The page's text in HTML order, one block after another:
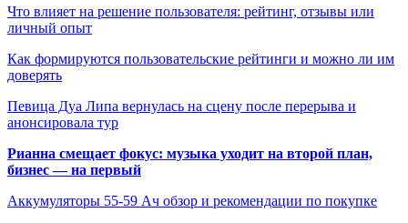
Что влияет на решение пользователя: рейтинг, отзывы или
личный опыт
Как формируются пользовательские рейтинги и можно ли им
доверять
Певица Дуа Липа вернулась на сцену после перерыва и
анонсировала тур
Рианна смещает фокус: музыка уходит на второй план,
бизнес — на первый
Аккумуляторы 55-59 Ач обзор и рекомендации по покупке